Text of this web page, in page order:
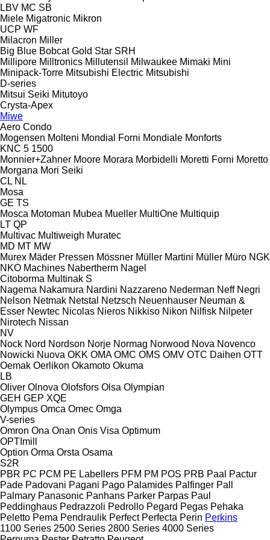
LBV MC SB
Miele Migatronic Mikron
UCP WF
Milacron Miller
Big Blue Bobcat Gold Star SRH
Millipore Milltronics Millutensil Milwaukee Mimaki Mini
Minipack-Torre Mitsubishi Electric Mitsubishi
D-series
Mitsui Seiki Mitutoyo
Crysta-Apex
Miwe
Aero Condo
Mogensen Molteni Mondial Forni Mondiale Monforts
KNC 5 1500
Monnier+Zahner Moore Morara Morbidelli Moretti Forni Moretto
Morgana Mori Seiki
CL NL
Mosa
GE TS
Mosca Motoman Mubea Mueller MultiOne Multiquip
LT QP
Multivac Multiweigh Muratec
MD MT MW
Murex Mäder Pressen Mössner Müller Martini Müller Müro NGK
NKO Machines Nabertherm Nagel
Citoborma Multinak S
Nagema Nakamura Nardini Nazzareno Nederman Neff Negri
Nelson Netmak Netstal Netzsch Neuenhauser Neuman &
Esser Newtec Nicolas Nieros Nikkiso Nikon Nilfisk Nilpeter
Nirotech Nissan
NV
Nock Nord Nordson Norje Normag Norwood Nova Novenco
Nowicki Nuova OKK OMA OMC OMS OMV OTC Daihen OTT
Oemak Oerlikon Okamoto Okuma
LB
Oliver Olnova Olofsfors Olsa Olympian
GEH GEP XQE
Olympus Omca Omec Omga
V-series
Omron Ona Onan Onis Visa Optimum
OPTImill
Option Orma Orsta Osama
S2R
PBR PC PCM PE Labellers PFM PM POS PRB Paal
Pactur
Pade Padovani Pagani Pago Palamides Palfinger Pall
Palmary Panasonic Panhans Parker Parpas Paul
Peddinghaus Pedrazzoli Pedrollo Pegard Pegas Pehaka
Peletto Pema Pendraulik Perfect Perfecta Perin Perkins
1100 Series 2500 Series 2800 Series 4000 Series